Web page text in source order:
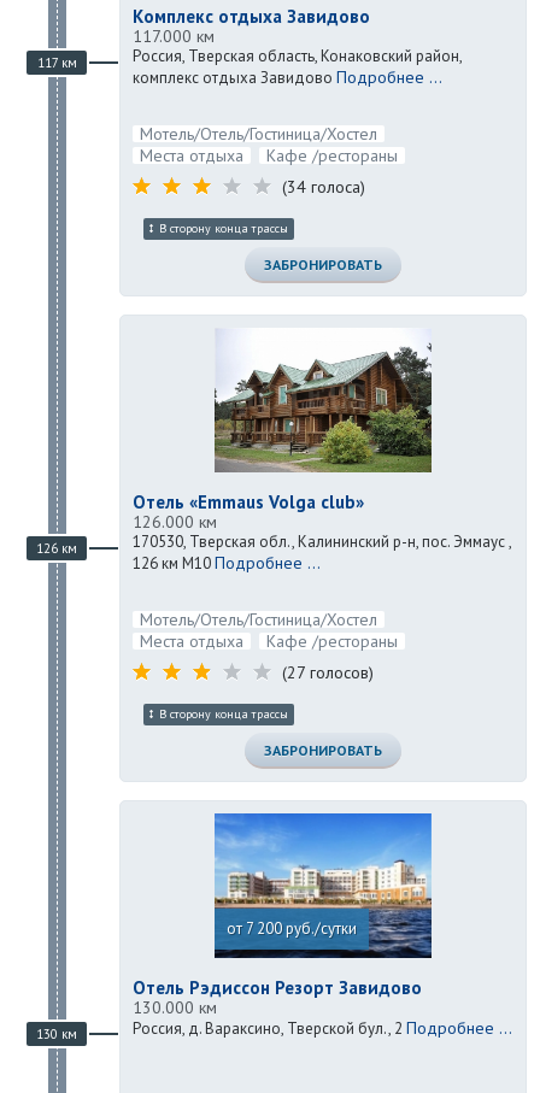
117 км
Комплекс отдыха Завидово
117.000 км
Россия, Тверская область, Конаковский район,
комплекс отдыха Завидово Подробнее ...
Мотель/Отель/Гостиница/Хостел
Места отдыха
Кафе /рестораны
(34 голоса)
В сторону конца трассы
ЗАБРОНИРОВАТЬ
126 км
Отель «Emmaus Volga club»
126.000 км
170530, Тверская обл., Калининский р-н, пос. Эммаус ,
126 км М10Подробнее ...
Мотель/Отель/Гостиница/Хостел
Места отдыха
Кафе /рестораны
(27 голосов)
В сторону конца трассы
ЗАБРОНИРОВАТЬ
130 км
от 7 200 руб./сутки
Отель Рэдиссон Резорт Завидово
130.000 км
Россия, д. Вараксино, Тверской бул., 2 Подробнее ...